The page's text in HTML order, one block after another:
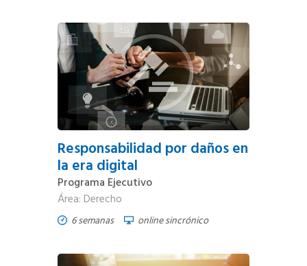
Responsabilidad por daños en
la era digital
Programa Ejecutivo
Área: Derecho
6 semanas online sincrónico